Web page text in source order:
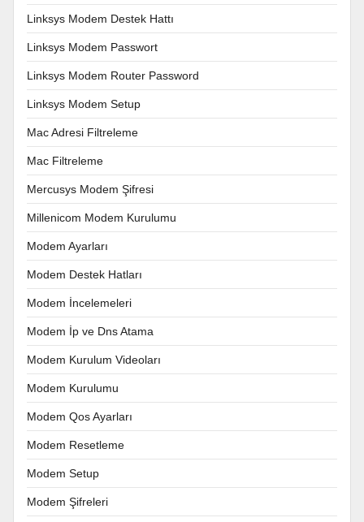
Linksys Modem Destek Hattı
Linksys Modem Passwort
Linksys Modem Router Password
Linksys Modem Setup
Mac Adresi Filtreleme
Mac Filtreleme
Mercusys Modem Şifresi
Millenicom Modem Kurulumu
Modem Ayarları
Modem Destek Hatları
Modem İncelemeleri
Modem İp ve Dns Atama
Modem Kurulum Videoları
Modem Kurulumu
Modem Qos Ayarları
Modem Resetleme
Modem Setup
Modem Şifreleri